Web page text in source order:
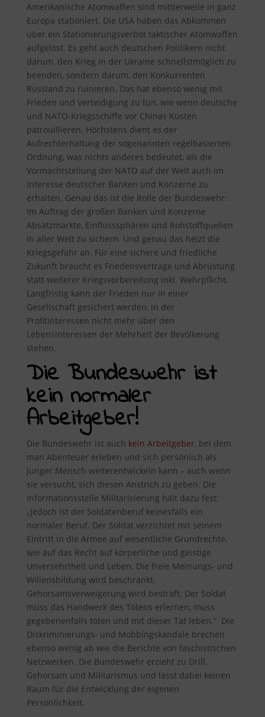
Amerikanische Atomwaffen sind mittlerweile in ganz
Europa stationiert. Die USA haben das Abkommen
über ein Stationierungsverbot taktischer Atomwaffen
aufgelöst. Es geht auch deutschen Politikern nicht
darum, den Krieg in der Ukraine schnellstmöglich zu
beenden, sondern darum, den Konkurrenten
Russland zu ruinieren. Das hat ebenso wenig mit
Frieden und Verteidigung zu tun, wie wenn deutsche
und NATO-Kriegsschiffe vor Chinas Küsten
patrouillieren. Höchstens dient es der
Aufrechterhaltung der sogenannten regelbasierten
Ordnung, was nichts anderes bedeutet, als die
Vormachtstellung der NATO auf der Welt auch im
Interesse deutscher Banken und Konzerne zu
erhalten. Genau das ist die Rolle der Bundeswehr:
Im Auftrag der großen Banken und Konzerne
Absatzmärkte, Einflusssphären und Rohstoffquellen
in aller Welt zu sichern. Und genau das heizt die
Kriegsgefahr an. Für eine sichere und friedliche
Zukunft braucht es Friedensverträge und Abrüstung
statt weiterer Kriegsvorbereitung inkl. Wehrpflicht.
Langfristig kann der Frieden nur in einer
Gesellschaft gesichert werden, in der
Profitinteressen nicht mehr über den
Lebensinteressen der Mehrheit der Bevölkerung
stehen.
Die Bundeswehr ist
kein normaler
Arbeitgeber!
Die Bundeswehr ist auch kein Arbeitgeber, bei dem
man Abenteuer erleben und sich persönlich als
junger Mensch weiterentwickeln kann – auch wenn
sie versucht, sich diesen Anstrich zu geben. Die
Informationsstelle Militarisierung hält dazu fest:
„Jedoch ist der Soldatenberuf keinesfalls ein
normaler Beruf. Der Soldat verzichtet mit seinem
Eintritt in die Armee auf wesentliche Grundrechte,
wie auf das Recht auf körperliche und geistige
Unversehrtheit und Leben. Die freie Meinungs- und
Willensbildung wird beschränkt,
Gehorsamsverweigerung wird bestraft. Der Soldat
muss das Handwerk des Tötens erlernen, muss
gegebenenfalls töten und mit dieser Tat leben.“ Die
Diskriminierungs- und Mobbingskandale brechen
ebenso wenig ab wie die Berichte von faschistischen
Netzwerken. Die Bundeswehr erzieht zu Drill,
Gehorsam und Militarismus und lässt dabei keinen
Raum für die Entwicklung der eigenen
Persönlichkeit.